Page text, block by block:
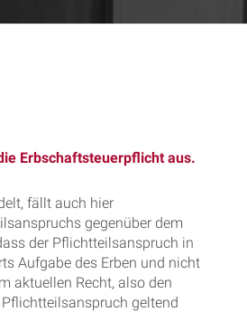
Erbschaftsteuerpflicht aus.
fällt auch hier
gegenüber dem
der Pflichtteilsanspruch in
Aufgabe des Erben und nicht
aktuellen Recht, also den
geltend